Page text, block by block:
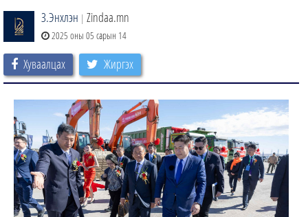
З.Энхлэн | Zindaa.mn
2025 оны 05 сарын 14
Хуваалцах Жиргэх